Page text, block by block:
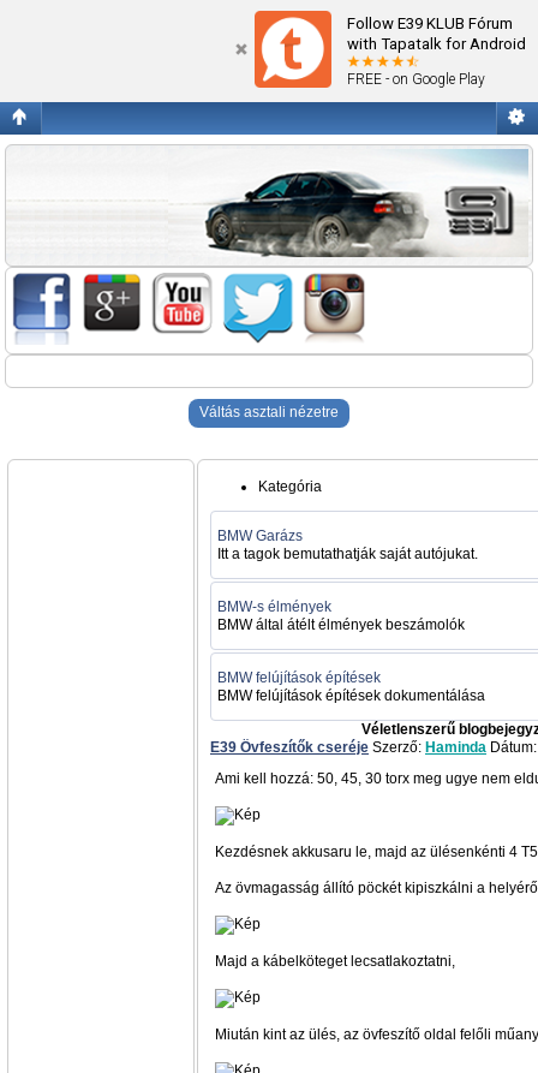
Follow E39 KLUB Fórum
with Tapatalk for Android
FREE - on Google Play
Váltás asztali nézetre
Kategória
BMW Garázs
Itt a tagok bemutathatják saját autójukat.
BMW-s élmények
BMW által átélt élmények beszámolók
BMW felújítások építések
BMW felújítások építések dokumentálása
Véletlenszerű
E39 Övfeszítők cseréje Szerző: Haminda
Ami kell hozzá: 50, 45, 30 torx meg ugye nem
Kezdésnek akkusaru le, majd az ülésenkénti 4
Az övmagasság állító pöckét kipiszkálni a
Majd a kábelköteget lecsatlakoztatni,
Miután kint az ülés, az övfeszítő oldal felőli